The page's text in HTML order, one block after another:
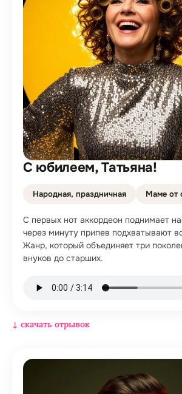
С юбилеем, Татьяна!
Народная, праздничная Маме от
С первых нот аккордеон поднимает
через минуту припев подхватывают
Жанр, который объединяет три
внуков до старших.
↓ скачать отрывок